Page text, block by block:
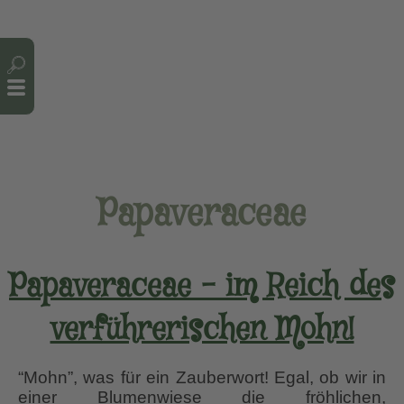
Papaveraceae
Papaveraceae – im Reich des
verführerischen Mohn!
“Mohn”, was für ein Zauberwort! Egal, ob wir in
einer Blumenwiese die fröhlichen,